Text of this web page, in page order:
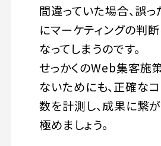
間違っていた場合、誤
にマーケティングの判
なってしまうのです。
せっかくのWeb集客施
ないためにも、正確な
数を計測し、成果に繋
極めましょう。